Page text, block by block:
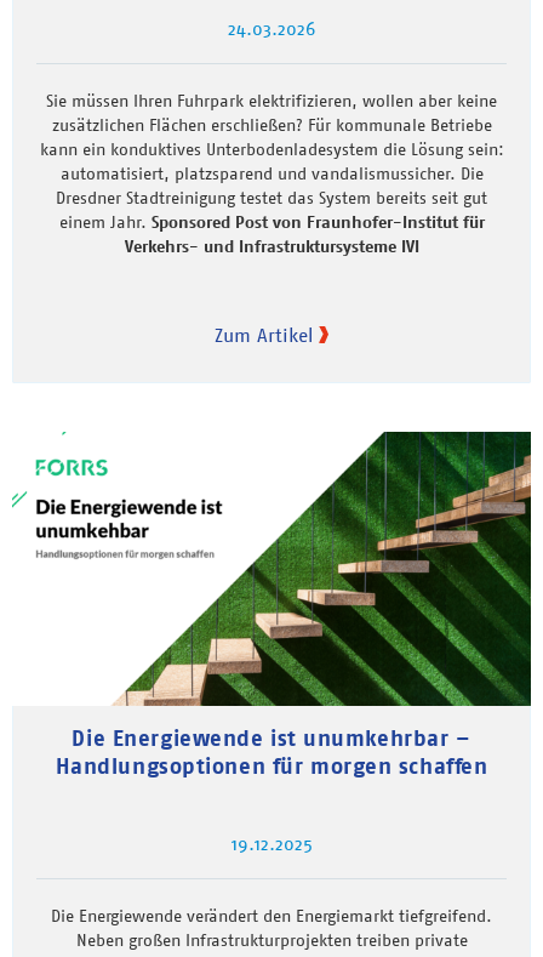
24.03.2026
Sie müssen Ihren Fuhrpark elektrifizieren, wollen aber keine
zusätzlichen Flächen erschließen? Für kommunale Betriebe
kann ein konduktives Unterbodenladesystem die Lösung sein:
automatisiert, platzsparend und vandalismussicher. Die
Dresdner Stadtreinigung testet das System bereits seit gut
einem Jahr. Sponsored Post von Fraunhofer-Institut für
Verkehrs- und Infrastruktursysteme IVI
Zum Artikel
Die Energiewende ist unumkehrbar –
Handlungsoptionen für morgen schaffen
19.12.2025
Die Energiewende verändert den Energiemarkt tiefgreifend.
Neben großen Infrastrukturprojekten treiben private